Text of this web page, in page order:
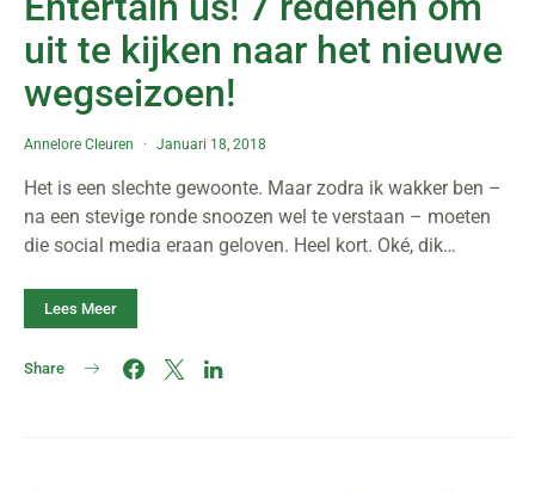
uit te kijken naar het nieuwe
wegseizoen!
Annelore Cleuren Januari 18, 2018
Het is een slechte gewoonte. Maar zodra ik wakker ben –
na een stevige ronde snoozen wel te verstaan – moeten
die social media eraan geloven. Heel kort. Oké, dik…
Lees Meer
Share